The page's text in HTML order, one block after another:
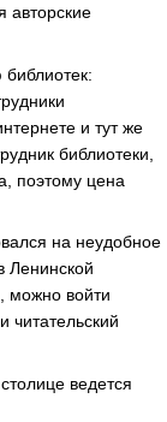
авторские
и тут же
библиотеки,
поэтому цена
на неудобное
Ленинской
можно войти
читательский
ведется